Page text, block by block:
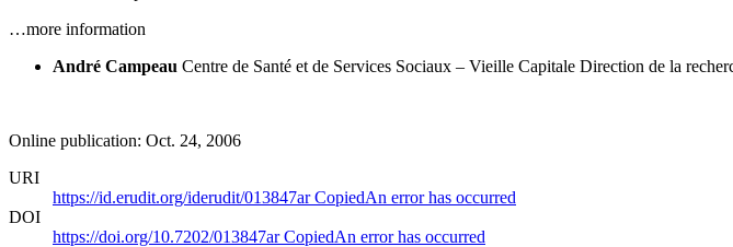
…more information
André Campeau Centre de Santé et de Services Sociaux – Vieille Capitale Direction de la
Online publication: Oct. 24, 2006
URI
https://id.erudit.org/iderudit/013847arCopiedAn error has occurred
DOI
https://doi.org/10.7202/013847arCopiedAn error has occurred